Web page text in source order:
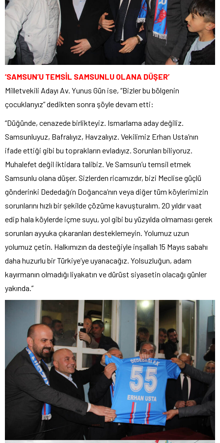
‘SAMSUN’U TEMSİL SAMSUNLU OLANA DÜŞER’
Milletvekili Adayı Av. Yunus Gün ise, “Bizler bu bölgenin
çocuklarıyız” dedikten sonra şöyle devam etti:
“Düğünde, cenazede birlikteyiz. Ismarlama aday değiliz.
Samsunluyuz, Bafralıyız, Havzalıyız. Vekilimiz Erhan Usta’nın
ifade ettiği gibi bu toprakların evladıyız. Sorunları biliyoruz.
Muhalefet değil iktidara talibiz. Ve Samsun’u temsil etmek
Samsunlu olana düşer. Sizlerden ricamızdır, bizi Meclise güçlü
gönderinki Dededağı’n Doğanca’nın veya diğer tüm köylerimizin
sorunlarını hızlı bir şekilde çözüme kavuşturalım. 20 yıldır vaat
edip hala köylerde içme suyu, yol gibi bu yüzyılda olmaması gerek
sorunları ayyuka çıkaranları desteklemeyin. Yolumuz uzun
yolumuz çetin. Halkımızın da desteğiyle inşallah 15 Mayıs sabahı
daha huzurlu bir Türkiye’ye uyanacağız. Yolsuzluğun, adam
kayırmanın olmadığı liyakatın ve dürüst siyasetin olacağı günler
yakında.”